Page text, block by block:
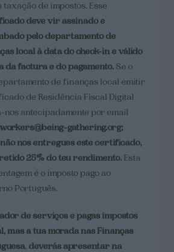
taxação de impostos. Esse
deve vir assinado e
pelo departamento de
local à data do check-in e válido
da factura e do pagamento. Se o
de finanças local emitir
de Residência Fiscal Digital
nos antecipadamente por email
workers@being-gathering.org;
não nos entregues este certificado,
25% do teu rendimento. Esta
é o imposto pago ao
Português.
de serviços e pagas impostos
mas a tua morada nas Finanças
, deverás apresentar na